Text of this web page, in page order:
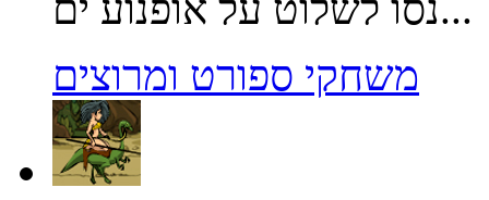
משחקי ספורט ומרוצים